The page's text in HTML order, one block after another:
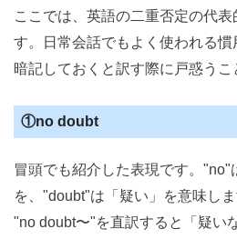
ここでは、英語の二重否定の代
す。日常会話でもよく使われる
暗記しておくと訳す際に戸惑うこ
①no doubt
冒頭でも紹介した表現です。"no"
を、"doubt"は「疑い」を意味しま
"no doubt〜"を直訳すると「疑い